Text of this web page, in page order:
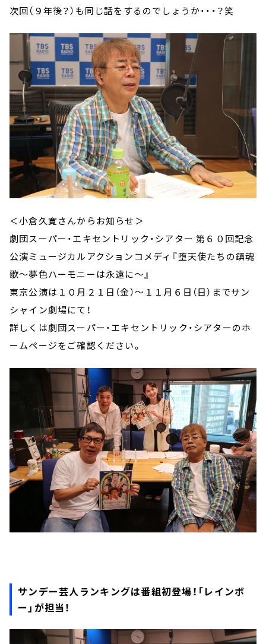
次回（９年後？）も同じ話をするのでしょうか・・・？笑
＜小倉久寛さんからお知らせ＞
劇団スーパー・エキセントリック・シアター 第６０回記念
公演ミュージカルアクションコメディ『堕天使たちの鎮魂
歌～夢色ハーモニーは永遠に～』
東京公演は１０月２１日（金）～１１月６日（日）までサン
シャイン劇場にて！
詳しくは劇団スーパー・エキセントリック・シアターのホ
ームページをご確認ください。
サンデー芸人ランキングは番組初登場！「レインボ
ー」が担当！